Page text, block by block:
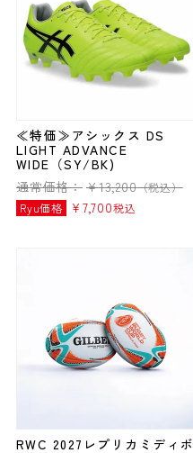
≪特価≫アシックス DS
LIGHT ADVANCE
WIDE（SY/BK)
通常価格： ¥13,200（税込）
Ryu価格
¥ 7,700税込
RWC 2027レプリカミディボ